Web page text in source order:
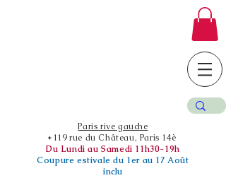
Paris rive gauche
*119 rue du Château, Paris 14è
Du Lundi au Samedi 11h30-19h
Coupure estivale du 1er au 17 Août
inclu